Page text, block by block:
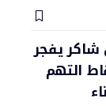
يفجر
التهم